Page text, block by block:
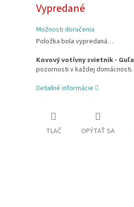
cena:
Vypredané
Možnosti doručenia
Položka bola vypredaná…
Kovový votívny svietnik - Guľa
pozornosti v každej domácnosti.
Detailné informácie
TLAČ OPÝTAŤ SA